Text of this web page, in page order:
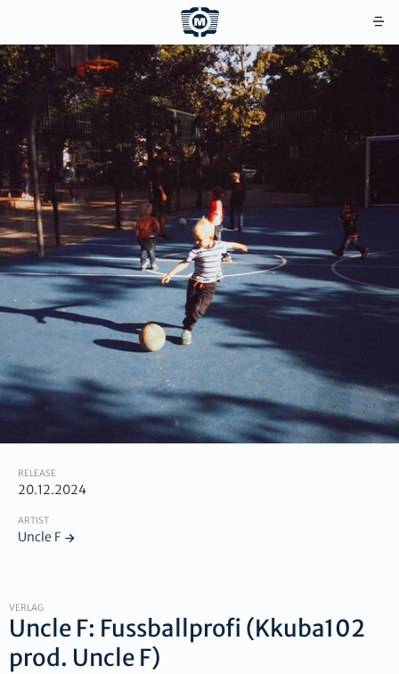
RELEASE
20.12.2024
ARTIST
Uncle F
VERLAG
Uncle F: Fussballprofi (Kkuba102
prod. Uncle F)